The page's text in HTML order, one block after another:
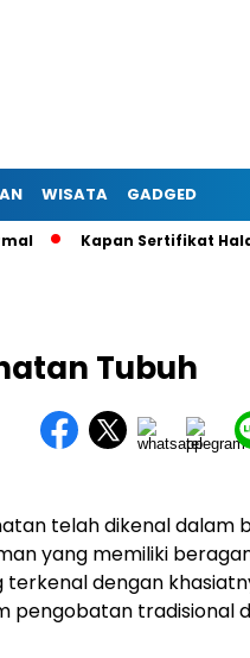
WISATA GADGED
Kapan Sertifikat Halal Wajib
Tubuh
telah dikenal dalam
yang memiliki
dengan
pengobatan tradisional